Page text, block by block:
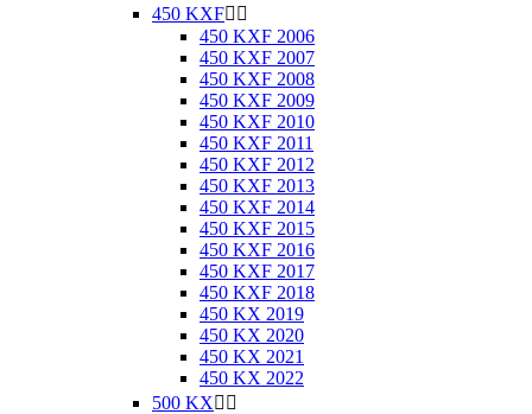
450 KXF 
450 KXF 2006
450 KXF 2007
450 KXF 2008
450 KXF 2009
450 KXF 2010
450 KXF 2011
450 KXF 2012
450 KXF 2013
450 KXF 2014
450 KXF 2015
450 KXF 2016
450 KXF 2017
450 KXF 2018
450 KX 2019
450 KX 2020
450 KX 2021
450 KX 2022
500 KX 